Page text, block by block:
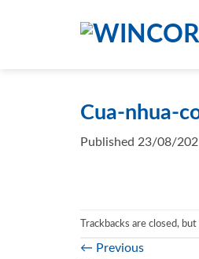
Cua-nhua-
Published 23/08/
Trackbacks are closed,
← Previous